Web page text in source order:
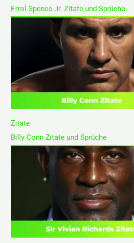
Errol Spence Jr. Zitate und Sprüche
Zitate
Billy Conn Zitate und Sprüche